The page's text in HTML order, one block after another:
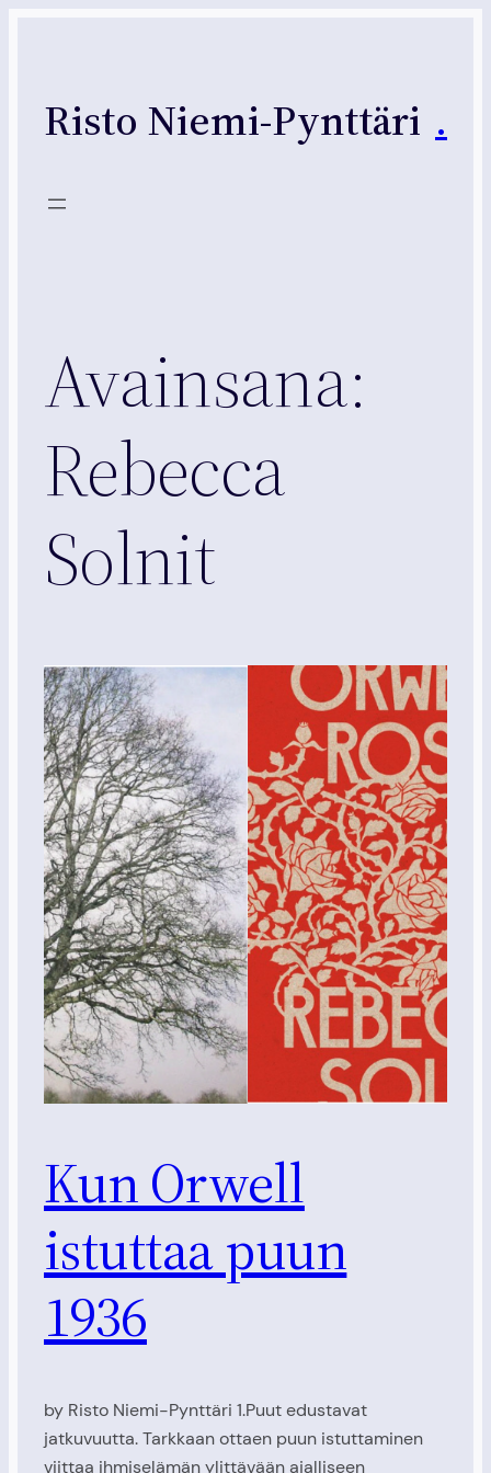
Risto Niemi-Pynttäri .
Avainsana:
Rebecca
Solnit
Kun Orwell
istuttaa puun
1936
by Risto Niemi-Pynttäri 1.Puut edustavat
jatkuvuutta. Tarkkaan ottaen puun istuttaminen
viittaa ihmiselämän ylittävään ajalliseen